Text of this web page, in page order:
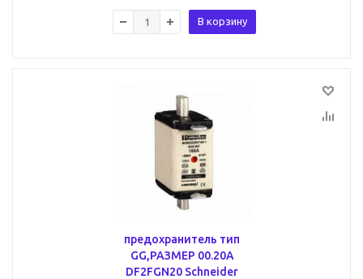
В корзину
предохранитель тип
GG,РАЗМЕР 00.20А
DF2FGN20 Schneider